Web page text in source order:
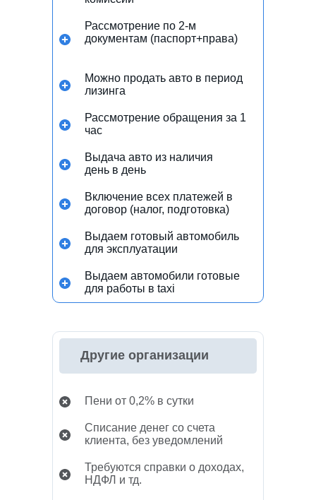
Рассмотрение по 2-м
документам (паспорт+права)
Можно продать авто в период
лизинга
Рассмотрение обращения за 1
час
Выдача авто из наличия
день в день
Включение всех платежей в
договор (налог, подготовка)
Выдаем готовый автомобиль
для эксплуатации
Выдаем автомобили готовые
для работы в taxi
Другие организации
Списание денег со счета
клиента, без уведомлений
Пени от 0,2% в сутки
Требуются справки о доходах,
НДФЛ и тд.